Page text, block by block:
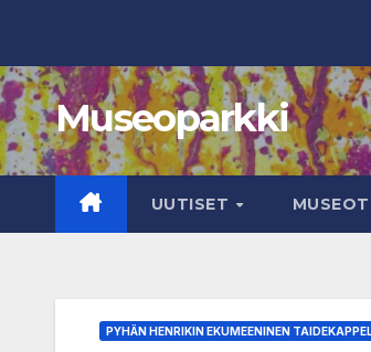
content
Museoparkki
UUTISET MUSEOT
PYHÄN HENRIKIN EKUMEENINEN